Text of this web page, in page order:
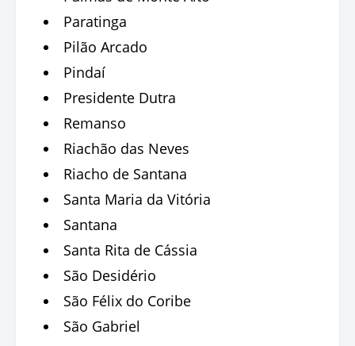
Paratinga
Pilão Arcado
Pindaí
Presidente Dutra
Remanso
Riachão das Neves
Riacho de Santana
Santa Maria da Vitória
Santana
Santa Rita de Cássia
São Desidério
São Félix do Coribe
São Gabriel